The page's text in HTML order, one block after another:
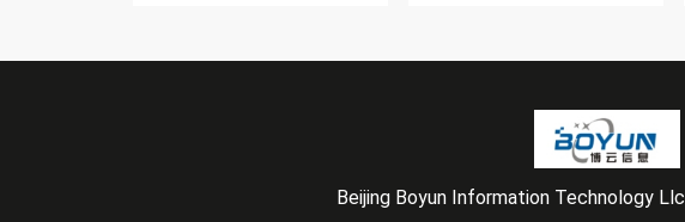
Beijing Boyun Information Technology Llc